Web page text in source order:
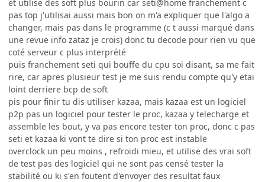
et utilise des soft plus bourin car seti@home franchement c
pas top j'utilisai aussi mais bon on m'a expliquer que l'algo a
changer, mais pas dans le programme (c t aussi marqué dans
une revue info zataz je crois) donc tu decode pour rien vu que
coté serveur c plus interprété
puis franchement seti qui bouffe du cpu soi disant, sa me fait
rire, car apres plusieur test je me suis rendu compte qu'y etai
loint derriere bcp de soft
pis pour finir tu dis utiliser kazaa, mais kazaa est un logiciel
p2p pas un logiciel pour tester le proc, kazaa y telecharge et
assemble les bout, y va pas encore tester ton proc, donc c pas
seti et kazaa ki vont te dire si ton proc est instable
overclock un peu moins , refroidi mieu, et utilise des vrai soft
de test pas des logiciel qui ne sont pas censé tester la
stabilité ou ki s'en foutent d'envoyer des resultat faux